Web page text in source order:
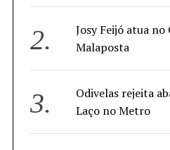
Josy Feijó atua
Malaposta
Odivelas rejeita
Laço no Metro